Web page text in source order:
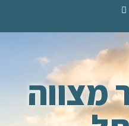
מצווה